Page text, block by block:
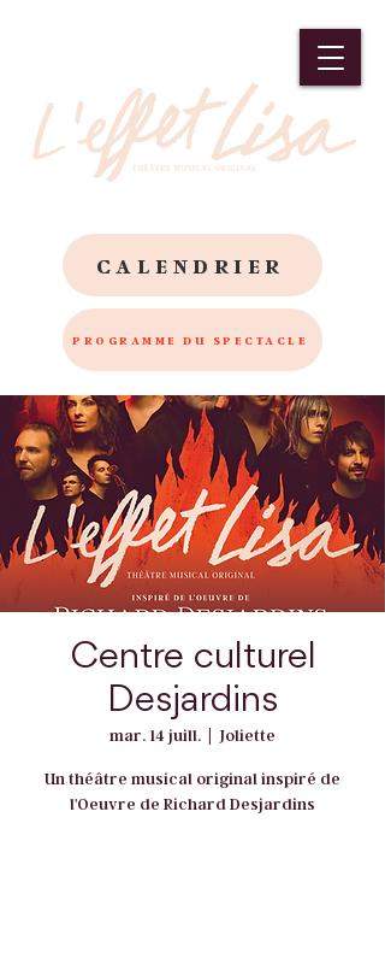
CALENDRIER
PROGRAMME DU SPECTACLE
Centre culturel
Desjardins
mar. 14 juill.
  |
Joliette
Un théâtre musical original inspiré de
l'Oeuvre de Richard Desjardins